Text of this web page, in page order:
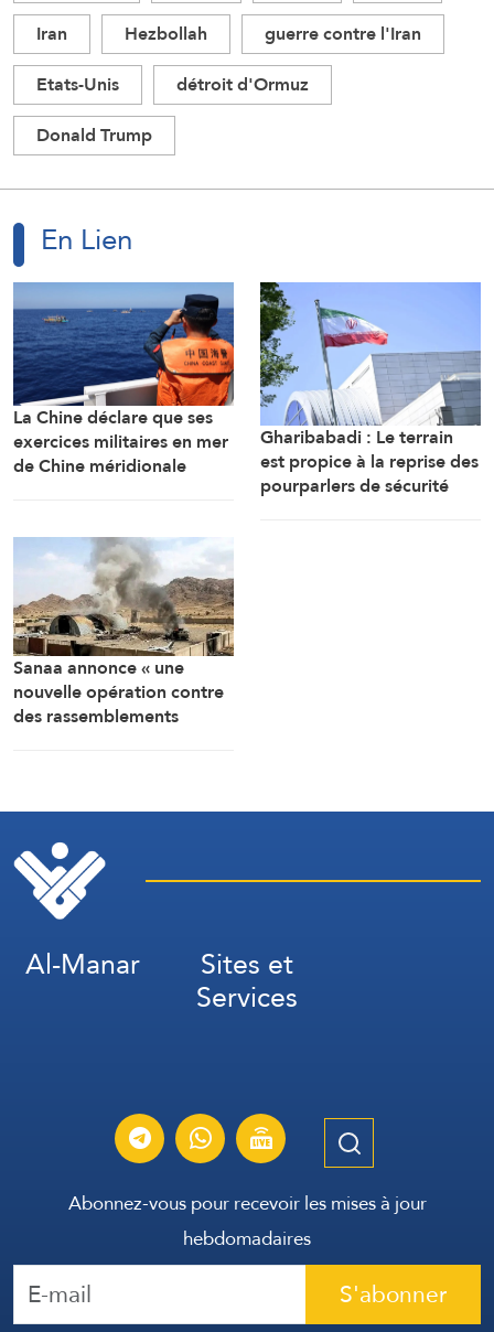
Iran
Hezbollah
guerre contre l'Iran
Etats-Unis
détroit d'Ormuz
Donald Trump
En Lien
La Chine déclare que ses
exercices militaires en mer
de Chine méridionale
Philippines
Gharibabadi : Le terrain
est propice à la reprise des
pourparlers de sécurité
Sanaa annonce « une
nouvelle opération contre
des rassemblements
Al-Manar Sites et
Services
Abonnez-vous pour recevoir les mises à jour
hebdomadaires
S'abonner